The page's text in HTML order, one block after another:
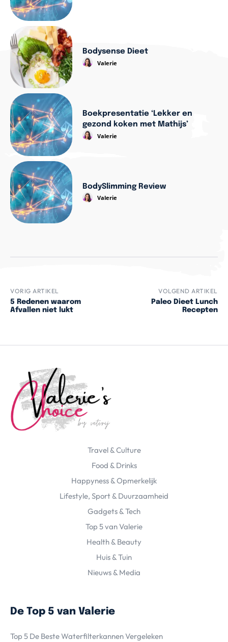
Bodysense Dieet
Valerie
Boekpresentatie ‘Lekker en
gezond koken met Mathijs’
Valerie
BodySlimming Review
Valerie
VORIG ARTIKEL
5 Redenen waarom
Afvallen niet lukt
VOLGEND ARTIKEL
Paleo Dieet Lunch
Recepten
Travel & Culture
Food & Drinks
Happyness & Opmerkelijk
Lifestyle, Sport & Duurzaamheid
Gadgets & Tech
Top 5 van Valerie
Health & Beauty
Huis & Tuin
Nieuws & Media
De Top 5 van Valerie
Top 5 De Beste Waterfilterkannen Vergeleken